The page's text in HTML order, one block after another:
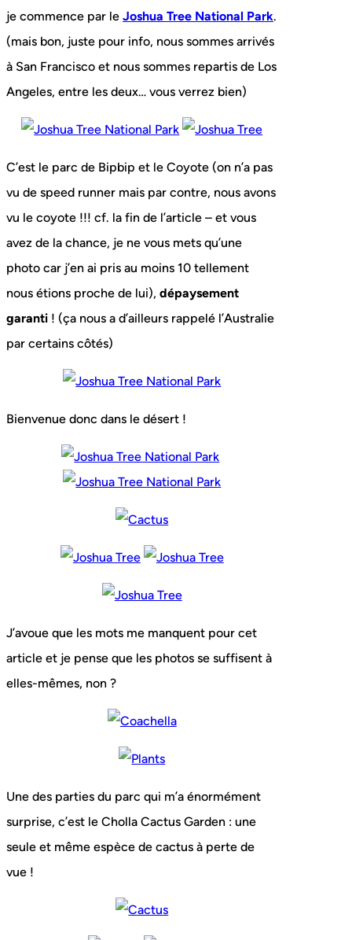
je commence par le Joshua Tree National Park.
(mais bon, juste pour info, nous sommes arrivés
à San Francisco et nous sommes repartis de Los
Angeles, entre les deux… vous verrez bien)
C’est le parc de Bipbip et le Coyote (on n’a pas
vu de speed runner mais par contre, nous avons
vu le coyote !!! cf. la fin de l’article – et vous
avez de la chance, je ne vous mets qu’une
photo car j’en ai pris au moins 10 tellement
nous étions proche de lui), dépaysement
garanti ! (ça nous a d’ailleurs rappelé l’Australie
par certains côtés)
Bienvenue donc dans le désert !
J’avoue que les mots me manquent pour cet
article et je pense que les photos se suffisent à
elles-mêmes, non ?
Une des parties du parc qui m’a énormément
surprise, c’est le Cholla Cactus Garden : une
seule et même espèce de cactus à perte de
vue !